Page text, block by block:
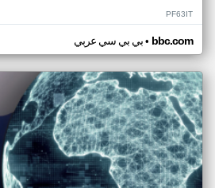
PF63IT
بي بي سي عربي• bbc.com